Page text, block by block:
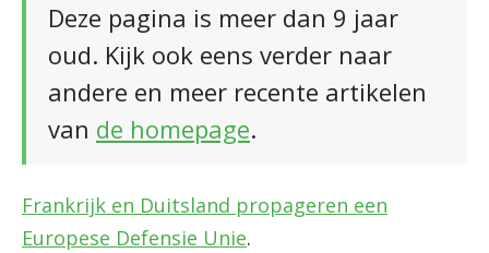
Deze pagina is meer dan 9 jaar
oud. Kijk ook eens verder naar
andere en meer recente artikelen
van de homepage.
Frankrijk en Duitsland propageren een
Europese Defensie Unie.